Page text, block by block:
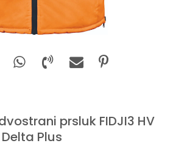
prsluk FIDJI3 HV
Plus